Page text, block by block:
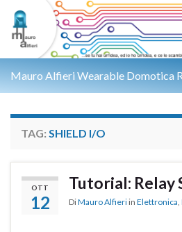
Mauro Alfieri Wearable Domotica
TAG: SHIELD I/O
OTT
12
Tutorial: Relay
DiMauro Alfieri in Elettronica,